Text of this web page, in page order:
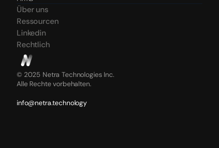
© 2025 Netra Technologies Inc.
Alle Rechte vorbehalten.
info@netra.technology
Über uns
Ressourcen
Linkedin
Rechtlich